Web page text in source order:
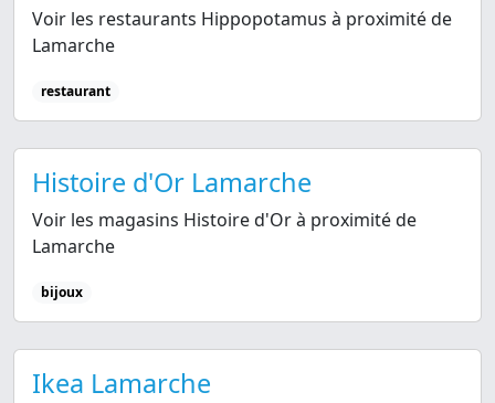
Voir les restaurants Hippopotamus à proximité de
Lamarche
restaurant
Histoire d'Or Lamarche
Voir les magasins Histoire d'Or à proximité de
Lamarche
bijoux
Ikea Lamarche